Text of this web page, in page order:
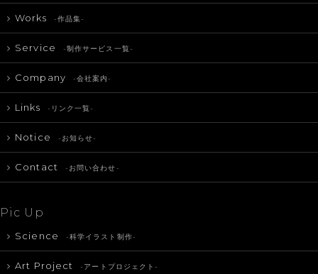
Works -作品集-
Service -制作サービス一覧-
Company -会社案内-
Links -リンク一覧-
Notice -お知らせ-
Contact -お問い合わせ-
Pic Up
Science -科学イラスト制作-
Art Project -アートプロジェクト-